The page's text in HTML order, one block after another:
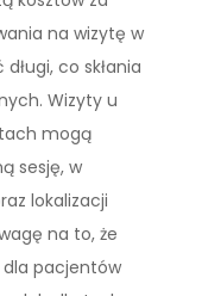
na wizytę w
co skłania
Wizyty u
mogą
sesję, w
lokalizacji
na to, że
dla pacjentów